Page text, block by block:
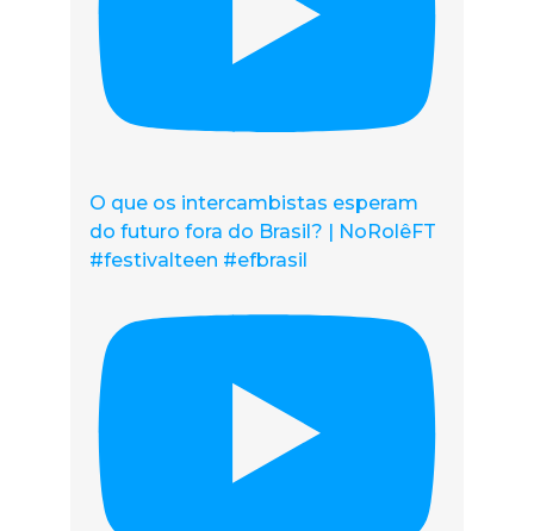
O que os intercambistas esperam
do futuro fora do Brasil? | NoRolêFT
#festivalteen #efbrasil